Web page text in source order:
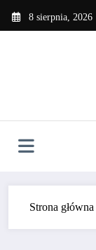
8 sierpnia, 2026
Strona główna